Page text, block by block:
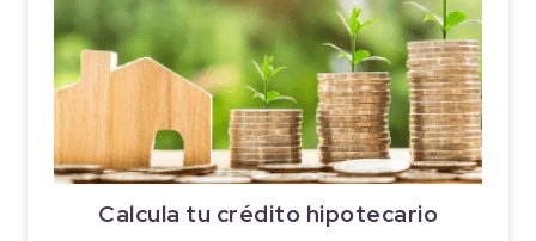
Calcula tu crédito hipotecario